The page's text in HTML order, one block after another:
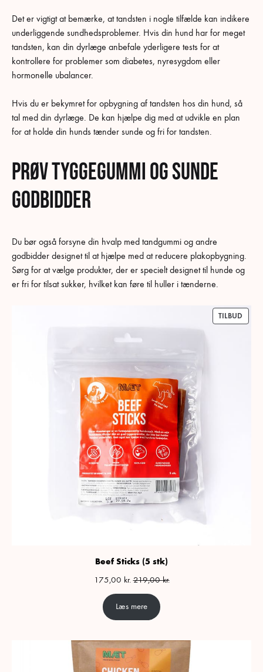
Det er vigtigt at bemærke, at tandsten i nogle tilfælde kan indikere
underliggende sundhedsproblemer. Hvis din hund har for meget
tandsten, kan din dyrlæge anbefale yderligere tests for at
kontrollere for problemer som diabetes, nyresygdom eller
hormonelle ubalancer.
Hvis du er bekymret for opbygning af tandsten hos din hund, så
tal med din dyrlæge. De kan hjælpe dig med at udvikle en plan
for at holde din hunds tænder sunde og fri for tandsten.
Prøv tyggegummi og sunde
godbidder
Du bør også forsyne din hvalp med tandgummi og andre
godbidder designet til at hjælpe med at reducere plakopbygning.
Sørg for at vælge produkter, der er specielt designet til hunde og
er fri for tilsat sukker, hvilket kan føre til huller i tænderne.
TILBUD
PÅ
Beef Sticks (5 stk)
175,00 kr. 219,00kr.
Læs mere